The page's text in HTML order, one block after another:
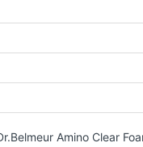
Amino Clear